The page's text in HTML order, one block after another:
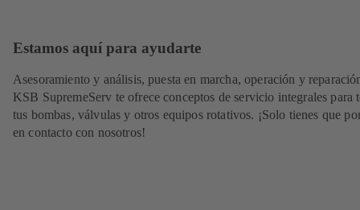
Estamos aquí para ayudarte
Asesoramiento y análisis, puesta en marcha, operación y
KSB SupremeServ te ofrece conceptos de servicio integrales para
tus bombas, válvulas y otros equipos rotativos. ¡Solo tienes que
en contacto con nosotros!